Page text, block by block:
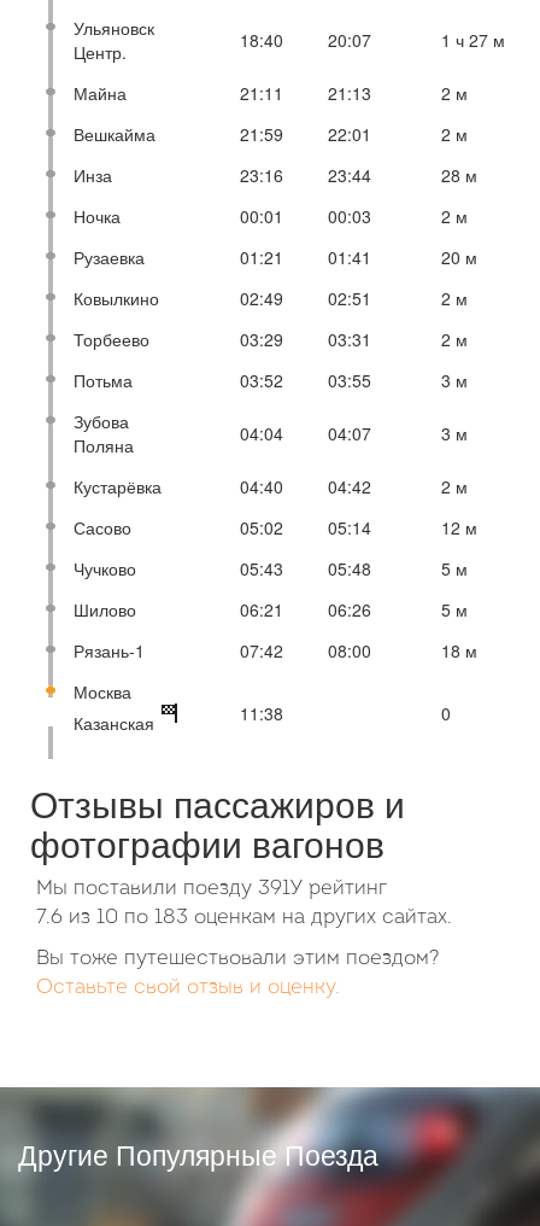
Ульяновск
Центр.
18:40 20:07 1 ч 27 м
Майна 21:11 21:13
2 м
Вешкайма
21:59 22:01
2 м
Инза
23:16 23:44
28 м
Ночка
00:01 00:03
2 м
Рузаевка
01:21 01:41
20 м
Ковылкино
02:49 02:51
2 м
Торбеево
03:29 03:31
2 м
Потьма
03:52 03:55
3 м
Зубова
Поляна
04:04 04:07 3 м
Кустарёвка 04:40 04:42
2 м
Сасово
05:02 05:14
12 м
Чучково
05:43 05:48
5 м
Шилово
06:21 06:26
5 м
Рязань-1
07:42 08:00
18 м
Москва
Казанская
11:38 0
Отзывы пассажиров и
фотографии вагонов
Мы поставили поезду 391У рейтинг
7.6 из 10 по 183 оценкам на других сайтах.
Вы тоже путешествовали этим поездом?
Оставьте свой отзыв и оценку.
Другие Популярные Поезда